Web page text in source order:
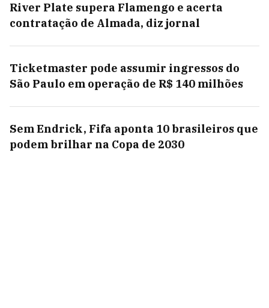
River Plate supera Flamengo e acerta
contratação de Almada, diz jornal
Ticketmaster pode assumir ingressos do
São Paulo em operação de R$ 140 milhões
Sem Endrick, Fifa aponta 10 brasileiros que
podem brilhar na Copa de 2030